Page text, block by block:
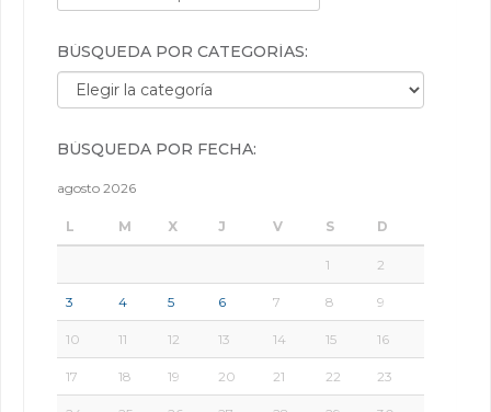
BÚSQUEDA POR CATEGORÍAS:
Búsqueda por categorías:
BÚSQUEDA POR FECHA:
agosto 2026
L M X J V S D
1 2
3 4 5 6 7 8 9
10 11 12 13 14 15 16
17 18 19 20 21 22 23